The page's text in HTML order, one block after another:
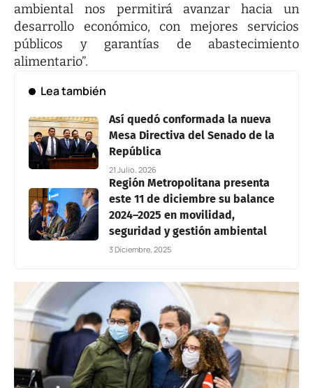
ambiental nos permitirá avanzar hacia un
desarrollo económico, con mejores servicios
públicos y garantías de abastecimiento
alimentario”.
Lea también
Así quedó conformada la nueva
Mesa Directiva del Senado de la
República
21 Julio, 2026
Región Metropolitana presenta
este 11 de diciembre su balance
2024–2025 en movilidad,
seguridad y gestión ambiental
3 Diciembre, 2025